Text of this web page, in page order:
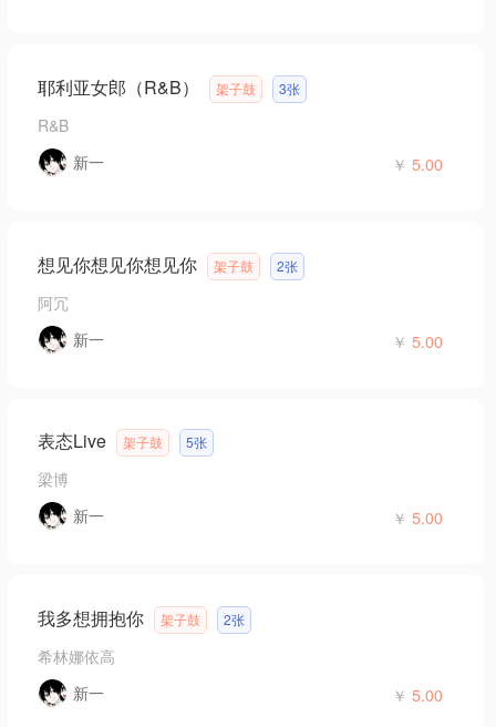
耶利亚女郎（R&B） 架子鼓 3张
R&B
新一
￥ 5.00
想见你想见你想见你 架子鼓 2张
阿冗
新一
￥ 5.00
表态Live 架子鼓 5张
梁博
新一
￥ 5.00
我多想拥抱你 架子鼓 2张
希林娜依高
新一
￥ 5.00